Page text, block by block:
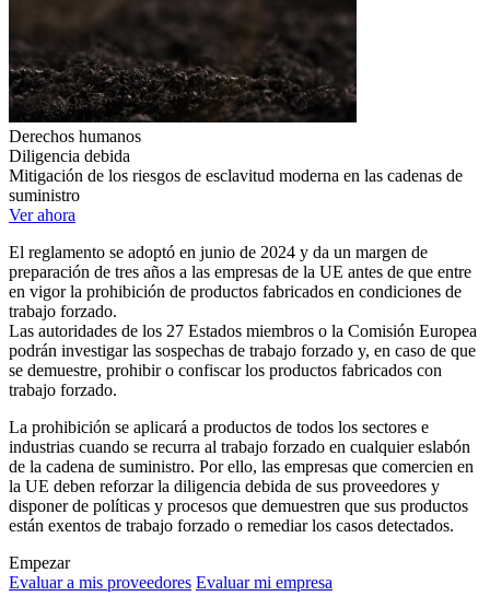
Derechos humanos
Diligencia debida
Mitigación de los riesgos de esclavitud moderna en las cadenas de
suministro
Ver ahora
El reglamento se adoptó en junio de 2024 y da un margen de
preparación de tres años a las empresas de la UE antes de que entre
en vigor la prohibición de productos fabricados en condiciones de
trabajo forzado.
Las autoridades de los 27 Estados miembros o la Comisión Europea
podrán investigar las sospechas de trabajo forzado y, en caso de que
se demuestre, prohibir o confiscar los productos fabricados con
trabajo forzado.
La prohibición se aplicará a productos de todos los sectores e
industrias cuando se recurra al trabajo forzado en cualquier eslabón
de la cadena de suministro. Por ello, las empresas que comercien en
la UE deben reforzar la diligencia debida de sus proveedores y
disponer de políticas y procesos que demuestren que sus productos
están exentos de trabajo forzado o remediar los casos detectados.
Empezar
Evaluar a mis proveedores Evaluar mi empresa